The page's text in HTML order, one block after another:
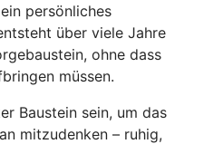
persönliches
über viele Jahre
ohne dass
müssen.
Baustein sein, um das
mitzudenken – ruhig,